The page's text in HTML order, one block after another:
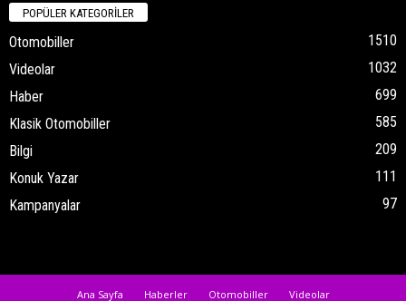
POPÜLER KATEGORİLER
Otomobiller
1510
Videolar
1032
Haber
699
Klasik Otomobiller
585
Bilgi
209
Konuk Yazar
111
Kampanyalar
97
Ana Sayfa Haberler Otomobiller Videolar